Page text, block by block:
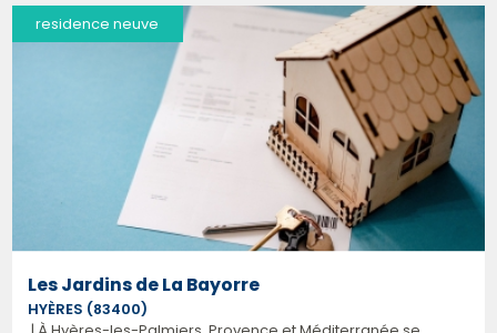
residence neuve
Les Jardins de La Bayorre
HYÈRES (83400)